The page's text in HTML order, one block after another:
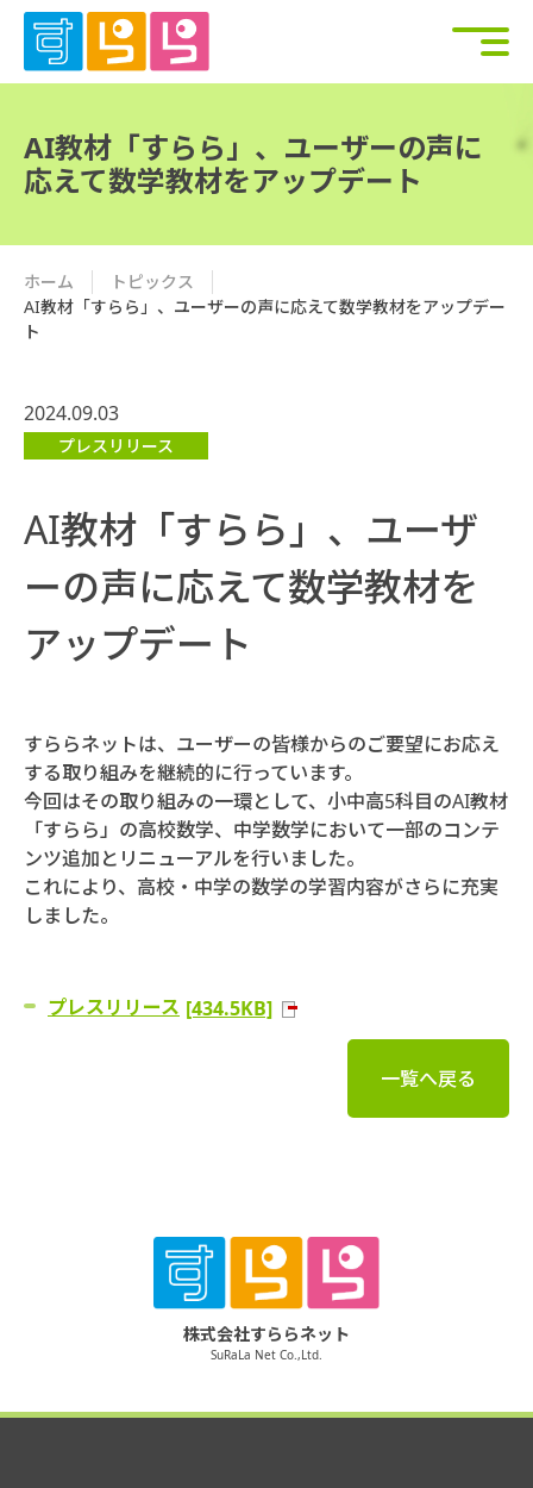
AI教材「すらら」、ユーザーの声に
応えて数学教材をアップデート
ホーム
トピックス
AI教材「すらら」、ユーザーの声に応えて数学教材をアップデー
ト
2024.09.03
プレスリリース
AI教材「すらら」、ユーザ
ーの声に応えて数学教材を
アップデート
すららネットは、ユーザーの皆様からのご要望にお応え
する取り組みを継続的に行っています。
今回はその取り組みの一環として、小中高5科目のAI教材
「すらら」の高校数学、中学数学において一部のコンテ
ンツ追加とリニューアルを行いました。
これにより、高校・中学の数学の学習内容がさらに充実
しました。
プレスリリース [434.5KB]
一覧へ戻る
株式会社すららネット
SuRaLa Net Co.,Ltd.